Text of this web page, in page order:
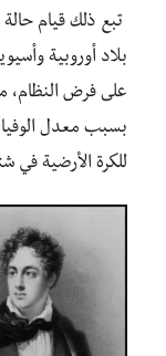
تبع ذلك قيام
بلاد أوروبية
على فرض النظام،
بسبب معدل
للكرة الأرضية في